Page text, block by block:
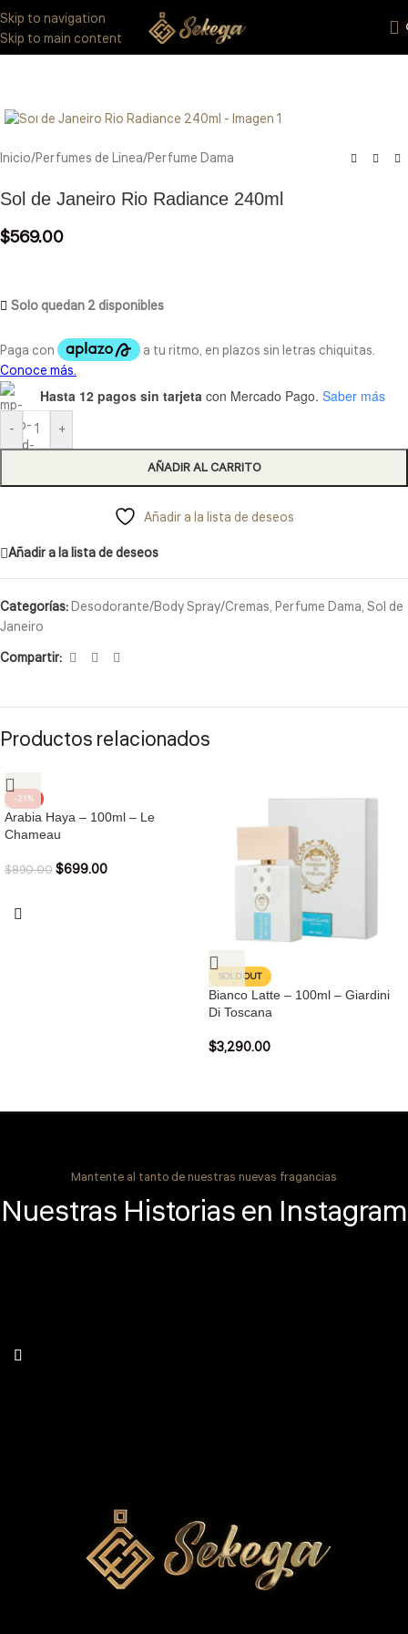
Skip to navigation
Skip to main content
Eres de GDL Utiliza el método CASABLANCA
33 3971 8747
Inicio/Perfumes de Linea/Perfume Dama
Sol de Janeiro Rio Radiance 240ml
$569.00
Solo quedan 2 disponibles
Hasta 12 pagos sin tarjeta con Mercado Pago. Saber más
-
+
AÑADIR AL CARRITO
Añadir a la lista de deseos
Añadir a la lista de deseos
Categorías:Desodorante/Body Spray/Cremas, Perfume Dama, Sol de
Janeiro
Compartir:
Productos relacionados
-21%
Arabia Haya – 100ml – Le
Chameau
$890.00$699.00
SOLD OUT
Bianco Latte – 100ml – Giardini
Di Toscana
$3,290.00
Mantente al tanto de nuestras nuevas fragancias
Nuestras Historias en Instagram